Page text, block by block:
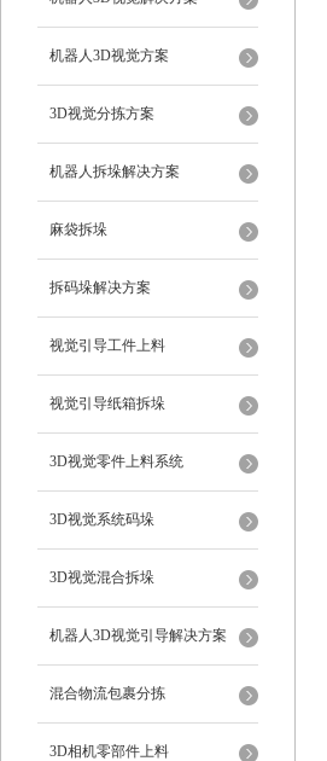
机器人3D视觉方案
3D视觉分拣方案
机器人拆垛解决方案
麻袋拆垛
拆码垛解决方案
视觉引导工件上料
视觉引导纸箱拆垛
3D视觉零件上料系统
3D视觉系统码垛
3D视觉混合拆垛
机器人3D视觉引导解决方案
混合物流包裹分拣
3D相机零部件上料